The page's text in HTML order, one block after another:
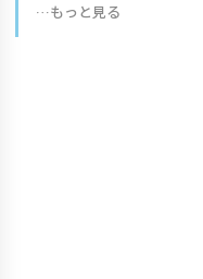
…もっと見る